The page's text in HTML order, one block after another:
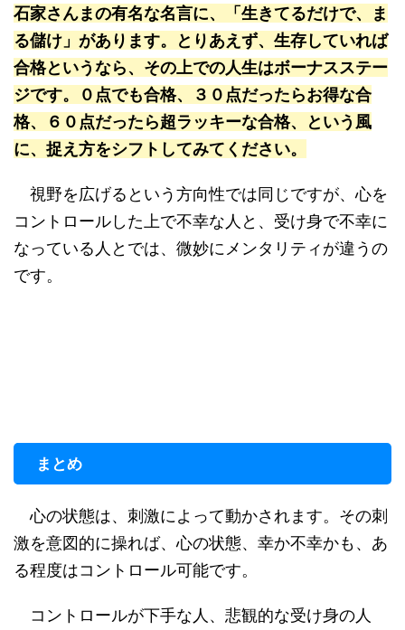
石家さんまの有名な名言に、「生きてるだけで、ま
る儲け」があります。とりあえず、生存していれば
合格というなら、その上での人生はボーナスステー
ジです。０点でも合格、３０点だったらお得な合
格、６０点だったら超ラッキーな合格、という風
に、捉え方をシフトしてみてください。
視野を広げるという方向性では同じですが、心を
コントロールした上で不幸な人と、受け身で不幸に
なっている人とでは、微妙にメンタリティが違うの
です。
まとめ
心の状態は、刺激によって動かされます。その刺
激を意図的に操れば、心の状態、幸か不幸かも、あ
る程度はコントロール可能です。
コントロールが下手な人、悲観的な受け身の人